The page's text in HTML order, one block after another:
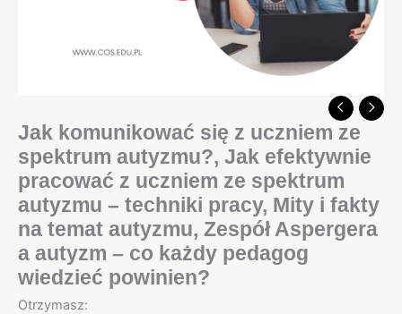
Jak komunikować się z uczniem ze
spektrum autyzmu?, Jak efektywnie
pracować z uczniem ze spektrum
autyzmu – techniki pracy, Mity i fakty
na temat autyzmu, Zespół Aspergera
a autyzm – co każdy pedagog
wiedzieć powinien?
Otrzymasz: